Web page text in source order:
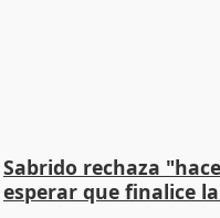
Sabrido rechaza
esperar que finalice